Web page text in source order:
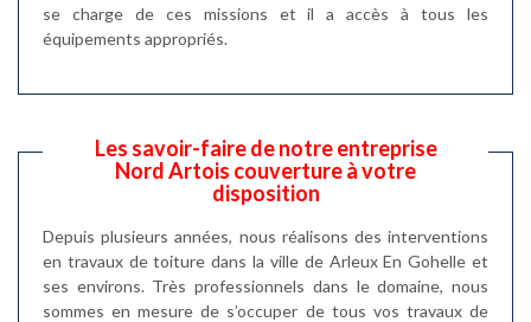
se charge de ces missions et il a accès à tous les
équipements appropriés.
Les savoir-faire de notre entreprise
Nord Artois couverture à votre
disposition
Depuis plusieurs années, nous réalisons des interventions
en travaux de toiture dans la ville de Arleux En Gohelle et
ses environs. Très professionnels dans le domaine, nous
sommes en mesure de s’occuper de tous vos travaux de